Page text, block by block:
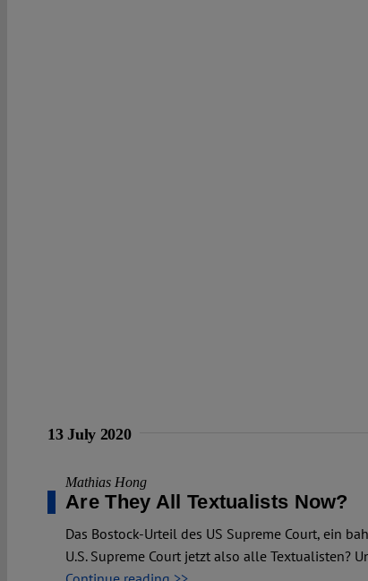
13 July 2020
Mathias Hong
Are They All Textualists Now?
Das Bostock-Urteil des US Supreme Court, ein
U.S. Supreme Court jetzt also alle Textualisten?